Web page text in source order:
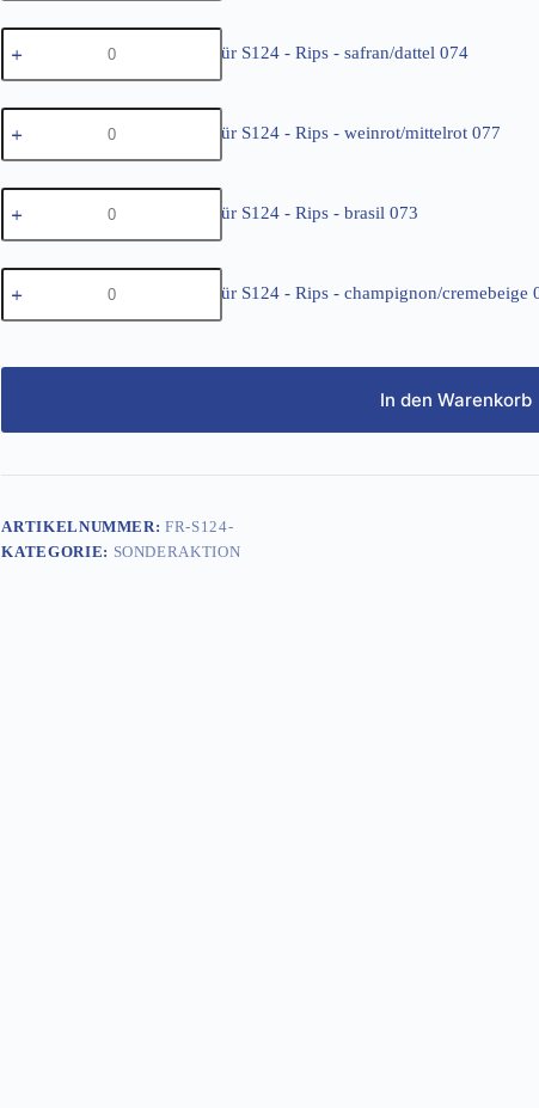
Rips
blau
Fußmatten
für
S124
Rips
safran/dattel
Fußmatten für S124 - Rips - safran/dattel 074
Fußmatten
für
S124
Rips
weinrot/mittelrot
Fußmatten für S124 - Rips - weinrot/mittelrot 077
Fußmatten
für
S124
Rips
brasil
Fußmatten für S124 - Rips - brasil 073
Fußmatten
für
S124
Menge
Fußmatten für S124 - Rips - champignon/cremebeige
In den Warenkorb
ARTIKELNUMMER:FR-S124-
KATEGORIE: SONDERAKTION